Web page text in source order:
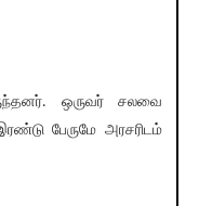
ஒருவர் சலவை
பேருமே அரசரிடம்